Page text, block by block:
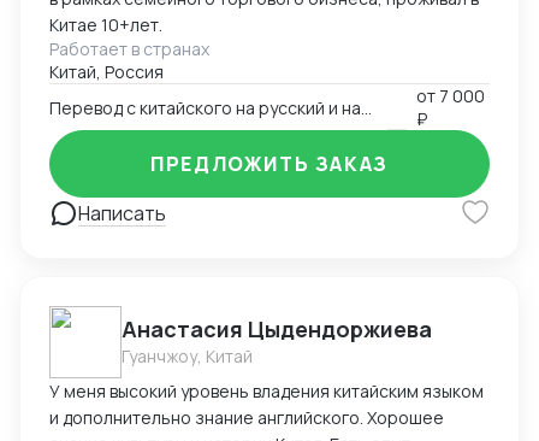
Китае 10+лет.
Работает в странах
Китай, Россия
от 7 000
₽
Написать
ПРЕДЛОЖИТЬ ЗАКАЗ
Анастасия Цыдендоржиева
Гуанчжоу, Китай
У меня высокий уровень владения китайским языком
и дополнительно знание английского. Хорошее